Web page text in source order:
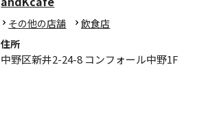
その他の店舗
飲食店
住所
中野区新井2-24-8 コンフォール中野1F